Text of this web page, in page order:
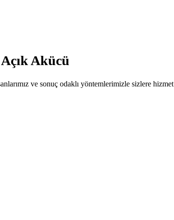
Akücü
ve sonuç odaklı yöntemlerimizle sizlere hizmet